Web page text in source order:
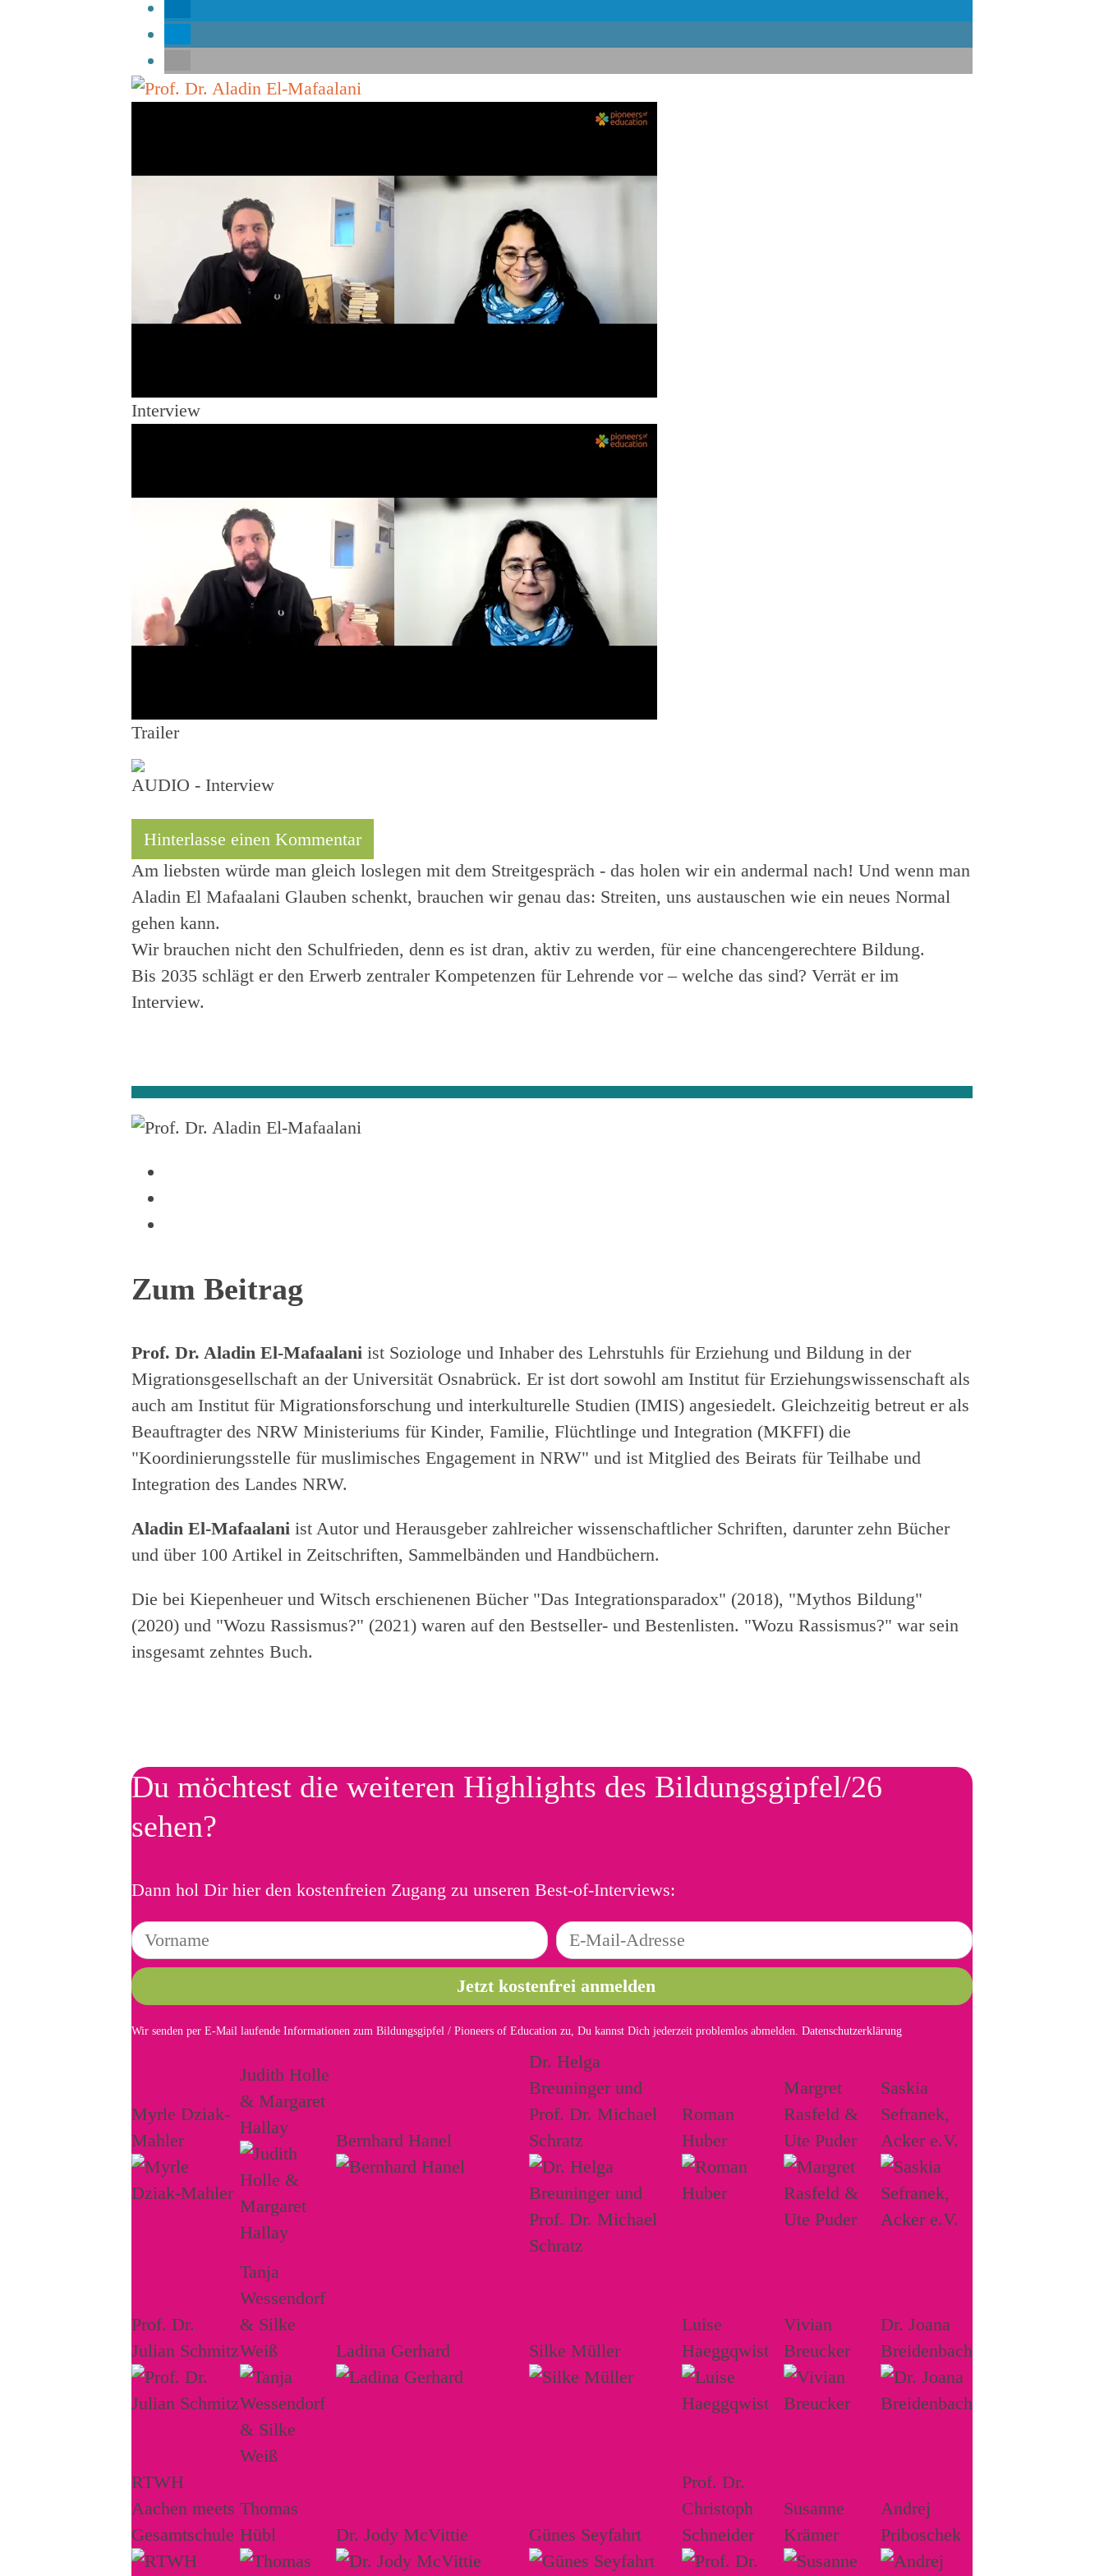
Interview
Trailer
AUDIO - Interview
Hinterlasse einen Kommentar
Am liebsten würde man gleich loslegen mit dem Streitgespräch - das holen wir ein andermal nach! Und wenn man
Aladin El Mafaalani Glauben schenkt, brauchen wir genau das: Streiten, uns austauschen wie ein neues Normal
gehen kann.
Wir brauchen nicht den Schulfrieden, denn es ist dran, aktiv zu werden, für eine chancengerechtere Bildung.
Bis 2035 schlägt er den Erwerb zentraler Kompetenzen für Lehrende vor – welche das sind? Verrät er im
Interview.
Zum Beitrag
Prof. Dr. Aladin El-Mafaalani ist Soziologe und Inhaber des Lehrstuhls für Erziehung und Bildung in der
Migrationsgesellschaft an der Universität Osnabrück. Er ist dort sowohl am Institut für Erziehungswissenschaft als
auch am Institut für Migrationsforschung und interkulturelle Studien (IMIS) angesiedelt. Gleichzeitig betreut er als
Beauftragter des NRW Ministeriums für Kinder, Familie, Flüchtlinge und Integration (MKFFI) die
"Koordinierungsstelle für muslimisches Engagement in NRW" und ist Mitglied des Beirats für Teilhabe und
Integration des Landes NRW.
Aladin El-Mafaalani ist Autor und Herausgeber zahlreicher wissenschaftlicher Schriften, darunter zehn Bücher
und über 100 Artikel in Zeitschriften, Sammelbänden und Handbüchern.
Die bei Kiepenheuer und Witsch erschienenen Bücher "Das Integrationsparadox" (2018), "Mythos Bildung"
(2020) und "Wozu Rassismus?" (2021) waren auf den Bestseller- und Bestenlisten. "Wozu Rassismus?" war sein
insgesamt zehntes Buch.
Du möchtest die weiteren Highlights des Bildungsgipfel/26
sehen?
Dann hol Dir hier den kostenfreien Zugang zu unseren Best-of-Interviews:
Wir senden per E-Mail laufende Informationen zum Bildungsgipfel / Pioneers of Education zu, Du kannst Dich jederzeit problemlos abmelden. Datenschutzerklärung
Myrle Dziak-
Mahler
Judith Holle
& Margaret
Hallay
Bernhard Hanel
Dr. Helga
Breuninger und
Prof. Dr. Michael
Schratz
Roman
Huber
Margret
Rasfeld &
Ute Puder
Saskia
Sefranek,
Acker e.V.
Prof. Dr.
Julian Schmitz
Tanja
Wessendorf
& Silke
Weiß
Ladina Gerhard Silke Müller
Luise
Haeggqwist
Vivian
Breucker
Dr. Joana
Breidenbach
RTWH
Aachen meets
Gesamtschule
Thomas
Hübl
Dr. Jody McVittie Günes Seyfahrt
Prof. Dr.
Christoph
Schneider
Susanne
Krämer
Andrej
Priboschek